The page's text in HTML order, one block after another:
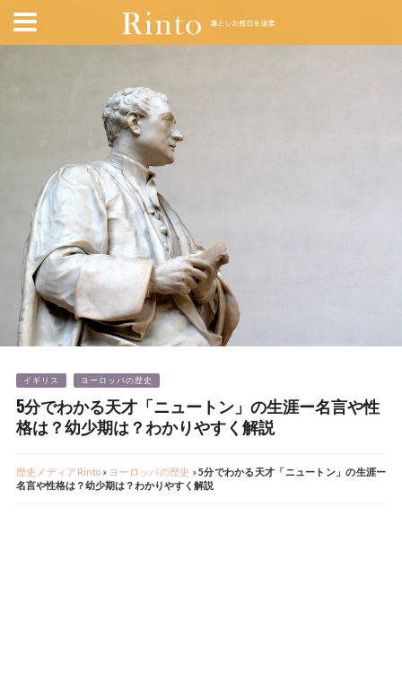
イギリス ヨーロッパの歴史
5分でわかる天才「ニュートン」の生涯ー名言や性
格は？幼少期は？わかりやすく解説
歴史メディアRinto» ヨーロッパの歴史 »5分でわかる天才「ニュートン」の生涯ー
名言や性格は？幼少期は？わかりやすく解説